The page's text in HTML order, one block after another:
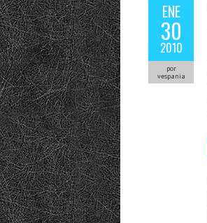
ENE
30
2010
por
vespania